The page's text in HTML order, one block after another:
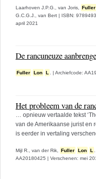
Laarhoven J.P.G., van Joris, Fuller
G.C.G.J., van Bert | ISBN:
april 2021
De rancuneuze
Fuller Lon L . Archiefcode:
Het probleem van de
… opnieuw vertaalde tekst
van de Amerikaanse jurist en
is eerder in vertaling
Mijl R., van der Rik, Fuller Lon L
AA20180425 | Verschenen: mei